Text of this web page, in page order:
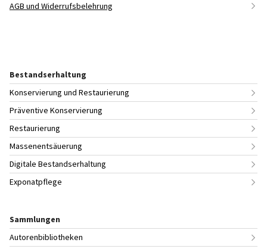
AGB und Widerrufsbelehrung
Bestandserhaltung
Konservierung und Restaurierung
Präventive Konservierung
Restaurierung
Massenentsäuerung
Digitale Bestandserhaltung
Exponatpflege
Sammlungen
Autorenbibliotheken